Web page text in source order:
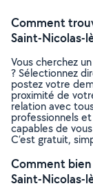
Comment
Saint-Nicolas-
Vous cherchez
? Sélectionnez
postez votre
proximité de
relation avec
professionnels
capables de
C’est gratuit,
Comment
Saint-Nicolas-